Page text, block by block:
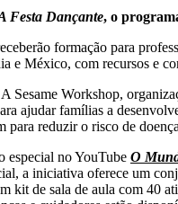
Festa Dançante, o
formação para
e México, com recursos e
Sesame Workshop,
ajudar famílias a
para reduzir o risco de
especial no YouTube O
a iniciativa oferece um
kit de sala de aula com 40